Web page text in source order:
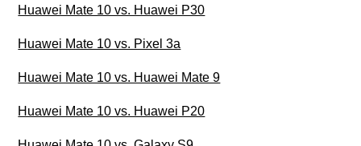
Huawei Mate 10 vs. Huawei P30
Huawei Mate 10 vs. Pixel 3a
Huawei Mate 10 vs. Huawei Mate 9
Huawei Mate 10 vs. Huawei P20